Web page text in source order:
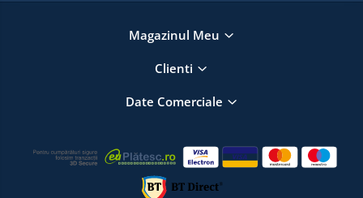
Magazinul Meu
Clienti
Date Comerciale